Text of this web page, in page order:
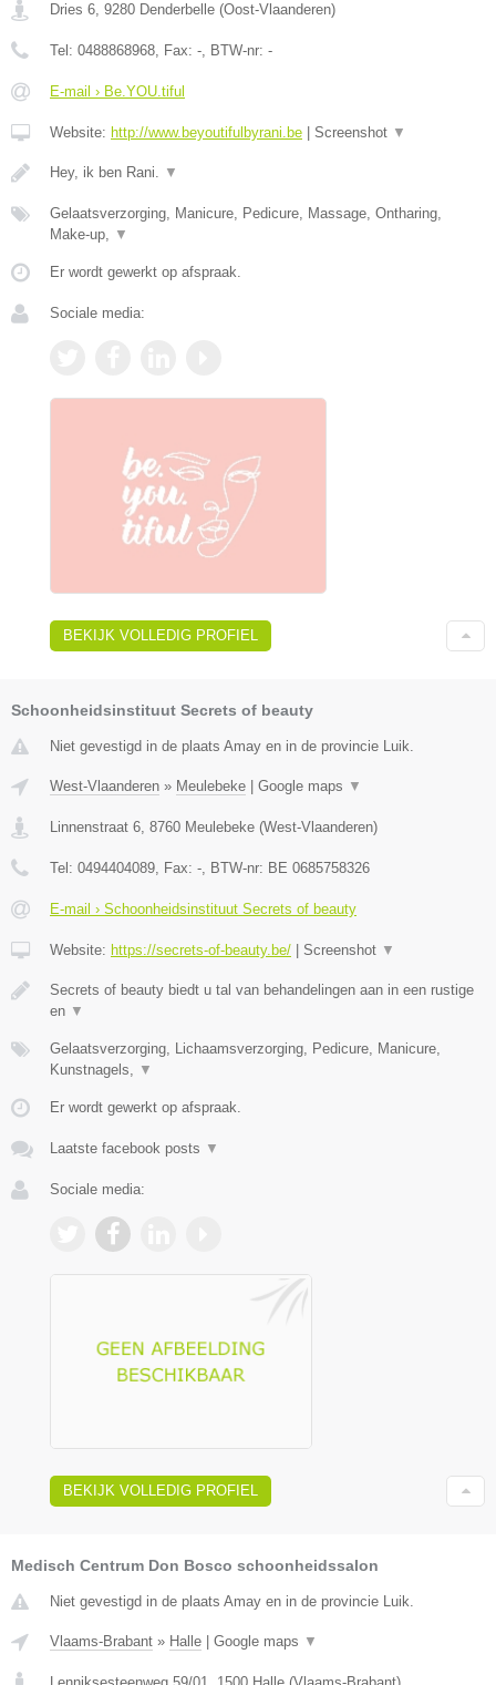
Dries 6, 9280 Denderbelle (Oost-Vlaanderen)
Tel: 0488868968, Fax: -, BTW-nr: -
E-mail › Be.YOU.tiful
Website: http://www.beyoutifulbyrani.be Screenshot ▼
Hey, ik ben Rani. ▼
Gelaatsverzorging, Manicure, Pedicure, Massage, Ontharing,
Make-up, ▼
Er wordt gewerkt op afspraak.
Sociale media:
BEKIJK VOLLEDIG PROFIEL
Schoonheidsinstituut Secrets of beauty
Niet gevestigd in de plaats Amay en in de provincie Luik.
West-Vlaanderen » Meulebeke | Google maps ▼
Linnenstraat 6 8760 Meulebeke (West-Vlaanderen)
Tel: 0494404089 , Fax: - , BTW-nr: BE 0685758326
E-mail › Schoonheidsinstituut Secrets of beauty
Website: https://secrets-of-beauty.be/ | Screenshot ▼
Secrets of beauty biedt u tal van behandelingen aan in een rustige
en ▼
Gelaatsverzorging, Lichaamsverzorging, Pedicure, Manicure,
Kunstnagels,
▼
Er wordt gewerkt op afspraak.
Laatste facebook posts ▼
Sociale media:
BEKIJK VOLLEDIG PROFIEL
Medisch Centrum Don Bosco schoonheidssalon
Niet gevestigd in de plaats Amay en in de provincie Luik.
Vlaams-Brabant » Halle Google maps ▼